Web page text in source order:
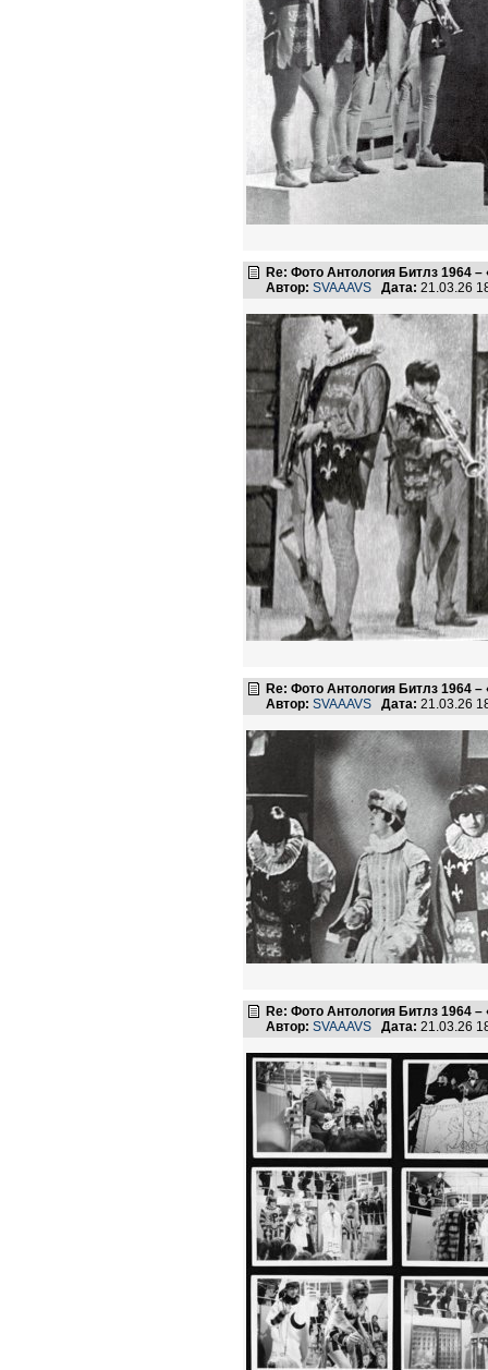
Re: Фото Антология Битлз 1964
Автор: SVAAAVS Дата: 21.03.26
Re: Фото Антология Битлз 1964
Автор: SVAAAVS Дата: 21.03.26
Re: Фото Антология Битлз 1964
Автор: SVAAAVS Дата: 21.03.26